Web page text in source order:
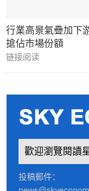
行業高景氣疊加下
搶佔市場份額
链接阅读
歡迎瀏覽閱讀
投稿郵件：